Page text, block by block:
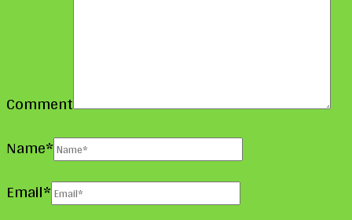
Comment
Name*
Email*